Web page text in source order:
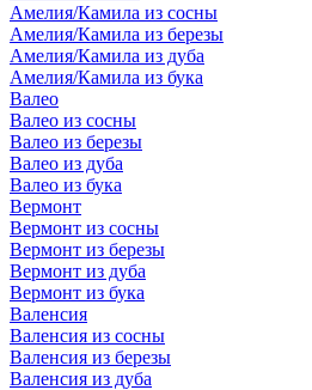
Амелия/Камила из сосны
Амелия/Камила из березы
Амелия/Камила из дуба
Амелия/Камила из бука
Валео
Валео из сосны
Валео из березы
Валео из дуба
Валео из бука
Вермонт
Вермонт из сосны
Вермонт из березы
Вермонт из дуба
Вермонт из бука
Валенсия
Валенсия из сосны
Валенсия из березы
Валенсия из дуба